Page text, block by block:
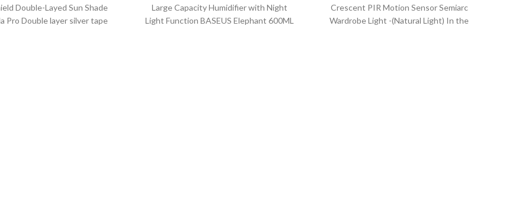
Double-Layed Sun Shade
Pro Double layer silver tape
Large Capacity Humidifier with Night
Light Function BASEUS Elephant 600ML
Crescent PIR Motion Sensor Semiarc
Wardrobe Light -(Natural Light) In the